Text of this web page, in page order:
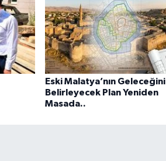
Eski Malatya’nın Geleceğini
Belirleyecek Plan Yeniden
Masada..